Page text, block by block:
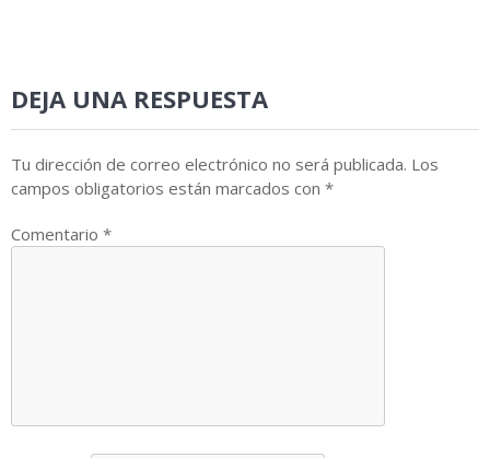
DEJA UNA RESPUESTA
Tu dirección de correo electrónico no será publicada. Los
campos obligatorios están marcados con *
Comentario *